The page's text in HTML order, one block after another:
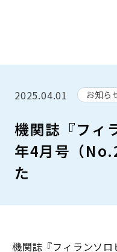
2025.04.01 お知ら
機関誌『フィ
年4月号（
た
機関誌『フィランソ